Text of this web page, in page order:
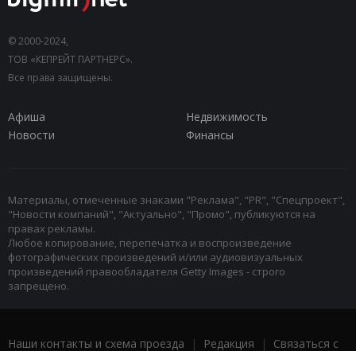
© 2000-2024,
ТОВ «КЕПРЕЙТ ПАРТНЕРС».
Все права защищены.
Афиша
Недвижимость
Новости
Финансы
Материалы, отмеченные знаками "Реклама", "PR", "Спецпроект",
"Новости компаний", "Актуально", "Промо", публикуются на
правах рекламы.
Любое копирование, перепечатка и воспроизведение
фотографических произведений и/или аудиовизуальных
произведений правообладателя Getty Images - строго
запрещено.
Наши контакты и схема проезда | Редакция | Связаться с